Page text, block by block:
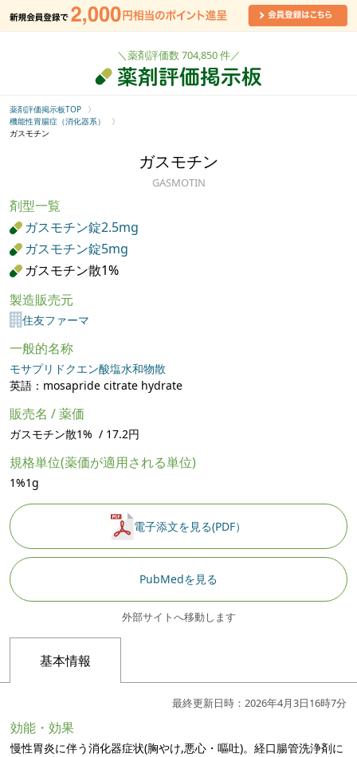
＼薬剤評価数 704,850 件／
薬剤評価掲示板TOP
機能性胃腸症（消化器系）
ガスモチン
ガスモチン
GASMOTIN
剤型一覧
ガスモチン錠2.5mg
ガスモチン錠5mg
ガスモチン散1%
製造販売元
住友ファーマ
一般的名称
モサプリドクエン酸塩水和物散
英語：mosapride citrate hydrate
販売名 / 薬価
ガスモチン散1% / 17.2円
規格単位(薬価が適用される単位)
1%1g
電子添文を見る(PDF）
PubMedを見る
外部サイトへ移動します
基本情報
最終更新日時：2026年4月3日16時7分
効能・効果
慢性胃炎に伴う消化器症状(胸やけ,悪心・嘔吐)。経口腸管洗浄剤に